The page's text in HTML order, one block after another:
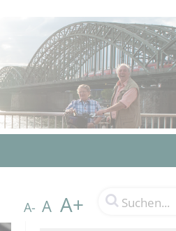
A- A A+